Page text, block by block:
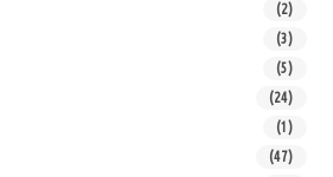
(2)
(3)
(5)
(24)
(1)
(47)